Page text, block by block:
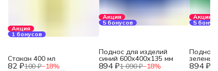
Акция
1 бонусов
82 ₽100 ₽−18%
Стакан 400 мл
Акция
5 бонусов
894 ₽1 090 ₽−18%
Поднос для изделий
синий 600х400х135 мм
Акция
5
894 ₽
Поднос